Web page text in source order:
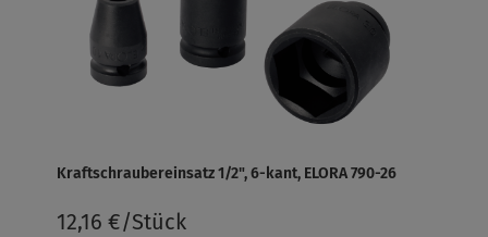
Kraftschraubereinsatz 1/2", 6-kant, ELORA 790-26
12,16 €/Stück